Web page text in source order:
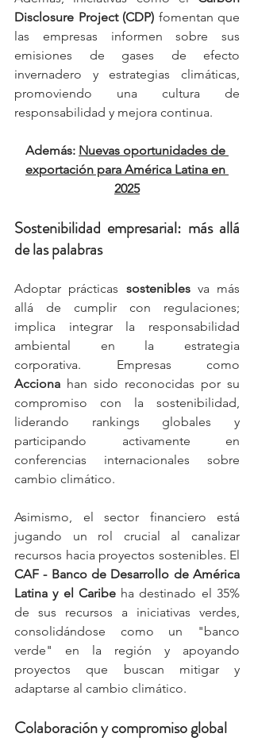
Disclosure Project (CDP) fomentan que
las empresas informen sobre sus
emisiones de gases de efecto
invernadero y estrategias climáticas,
promoviendo una cultura de
responsabilidad y mejora continua.
Además: Nuevas oportunidades de
exportación para América Latina en
2025
Sostenibilidad empresarial: más allá
de las palabras
Adoptar prácticas sostenibles va más
allá de cumplir con regulaciones;
implica integrar la responsabilidad
ambiental en la estrategia
Acciona han sido reconocidas por su
compromiso con la sostenibilidad,
liderando rankings globales y
participando activamente en
conferencias internacionales sobre
cambio climático. ​
Asimismo, el sector financiero está
jugando un rol crucial al canalizar
CAF - Banco de Desarrollo de América
Latina y el Caribe ha destinado el 35%
de sus recursos a iniciativas verdes,
consolidándose como un "banco
verde" en la región y apoyando
proyectos que buscan mitigar y
adaptarse al cambio climático.
Colaboración y compromiso global